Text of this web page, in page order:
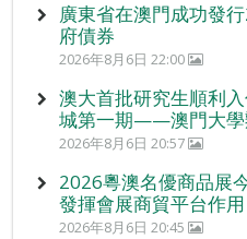
廣東省在澳門成功發
府債券
2026年8月6日 22:00
澳大首批研究生順利
城第一期——澳門大學
2026年8月6日 20:57
2026粵澳名優商品展
發揮會展商貿平台作用
2026年8月6日 20:45